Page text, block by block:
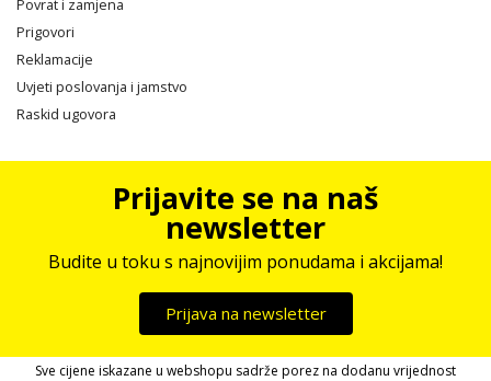
Povrat i zamjena
Prigovori
Reklamacije
Uvjeti poslovanja i jamstvo
Raskid ugovora
Prijavite se na naš
newsletter
Budite u toku s najnovijim ponudama i akcijama!
Prijava na newsletter
Sve cijene iskazane u webshopu sadrže porez na dodanu vrijednost